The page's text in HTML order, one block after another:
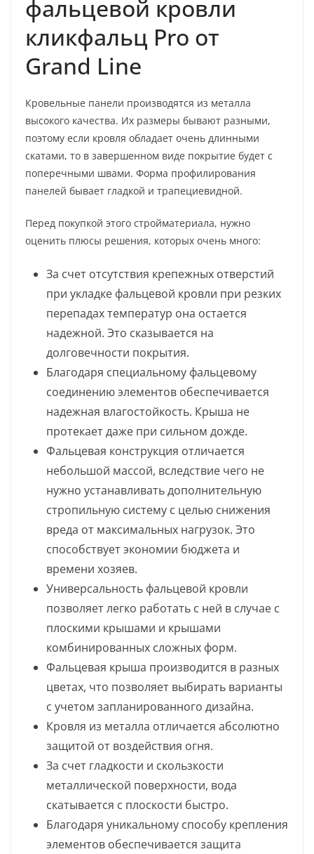
фальцевой кровли
кликфальц Pro от
Grand Line
Кровельные панели производятся из металла
высокого качества. Их размеры бывают разными,
поэтому если кровля обладает очень длинными
скатами, то в завершенном виде покрытие будет с
поперечными швами. Форма профилирования
панелей бывает гладкой и трапециевидной.
Перед покупкой этого стройматериала, нужно
оценить плюсы решения, которых очень много:
За счет отсутствия крепежных отверстий
при укладке фальцевой кровли при резких
перепадах температур она остается
надежной. Это сказывается на
долговечности покрытия.
Благодаря специальному фальцевому
соединению элементов обеспечивается
надежная влагостойкость. Крыша не
протекает даже при сильном дожде.
Фальцевая конструкция отличается
небольшой массой, вследствие чего не
нужно устанавливать дополнительную
стропильную систему с целью снижения
вреда от максимальных нагрузок. Это
способствует экономии бюджета и
времени хозяев.
Универсальность фальцевой кровли
позволяет легко работать с ней в случае с
плоскими крышами и крышами
комбинированных сложных форм.
Фальцевая крыша производится в разных
цветах, что позволяет выбирать варианты
с учетом запланированного дизайна.
Кровля из металла отличается абсолютно
защитой от воздействия огня.
За счет гладкости и скользкости
металлической поверхности, вода
скатывается с плоскости быстро.
Благодаря уникальному способу крепления
элементов обеспечивается защита